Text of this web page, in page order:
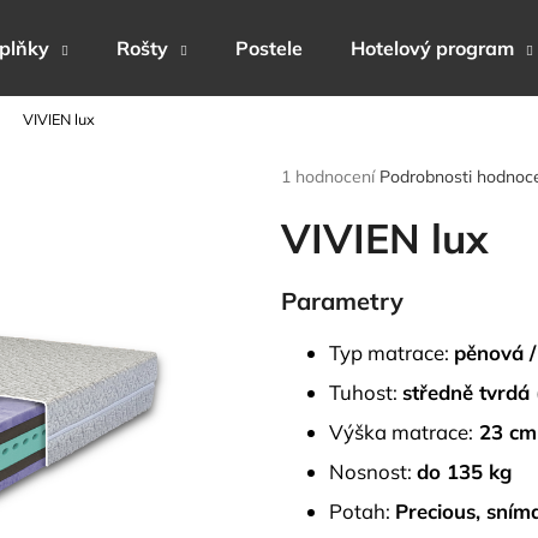
Rošty Postele Hotelový program
VIVIEN lux
Průměrné
produktu
je
z
5
1 hodnocení Podrobnosti
VIVIEN lux
Parametry
Typ matrace: pěnová
Tuhost: středně tvrdá
Výška matrace: 23 cm
Nosnost: do 135 kg
Potah: Precious,
Co potřebujete najít?
HLEDAT